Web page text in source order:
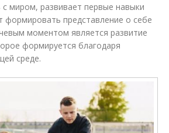
миром, развивает первые навыки
формировать представление о себе
моментом является развитие
формируется благодаря
среде.